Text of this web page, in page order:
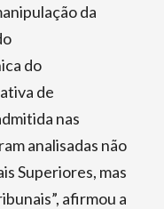
da
do
de
nas
analisadas não
Superiores, mas
afirmou a